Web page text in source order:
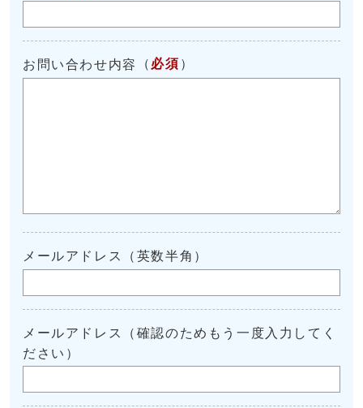
お問い合わせ内容 （ 必須 ）
メールアドレス（英数半角）
メールアドレス（確認のためもう一度入力してく
ださい）